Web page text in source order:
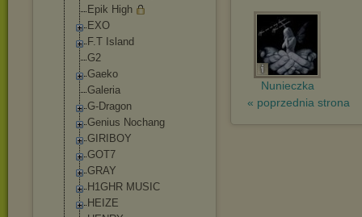
Epik High
EXO
F.T Island
G2
Gaeko
Galeria
G-Dragon
Genius Nochang
GIRIBOY
GOT7
GRAY
H1GHR MUSIC
HEIZE
Nunieczka
« poprzednia strona